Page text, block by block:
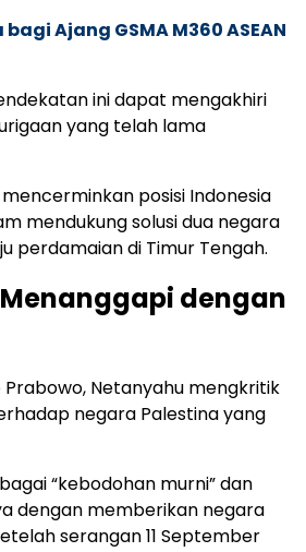
Ajang GSMA M360 ASEAN
ini dapat mengakhiri
yang telah lama
posisi Indonesia
mendukung solusi dua negara
perdamaian di Timur Tengah.
dengan
Netanyahu mengkritik
negara Palestina yang
“kebodohan murni” dan
dengan memberikan negara
serangan 11 September